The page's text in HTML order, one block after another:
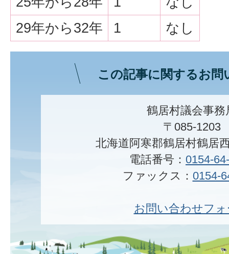
29年から32年
1 なし
この記事に関するお問
鶴居村議会事務
〒085-1203
北海道阿寒郡鶴居村鶴居
電話番号： 0154-
ファックス： 0154-
お問い合わせフ